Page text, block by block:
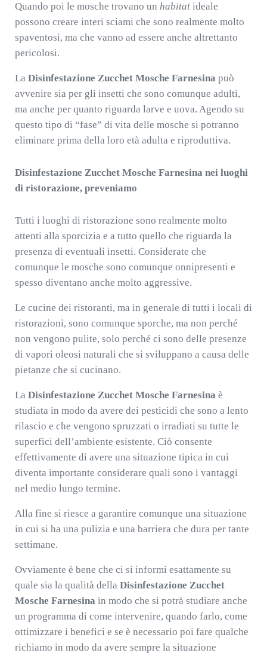
Quando poi le mosche trovano un habitatideale
possono creare interi sciami che sono realmente molto
spaventosi, ma che vanno ad essere anche altrettanto
pericolosi.
La Disinfestazione Zucchet Mosche Farnesina può
avvenire sia per gli insetti che sono comunque adulti,
ma anche per quanto riguarda larve e uova. Agendo su
questo tipo di “fase” di vita delle mosche si potranno
eliminare prima della loro età adulta e riproduttiva.
Disinfestazione Zucchet Mosche Farnesina nei luoghi
di ristorazione, preveniamo
Tutti i luoghi di ristorazione sono realmente molto
attenti alla sporcizia e a tutto quello che riguarda la
presenza di eventuali insetti. Considerate che
comunque le mosche sono comunque onnipresenti e
spesso diventano anche molto aggressive.
Le cucine dei ristoranti, ma in generale di tutti i locali di
ristorazioni, sono comunque sporche, ma non perché
non vengono pulite, solo perché ci sono delle presenze
di vapori oleosi naturali che si sviluppano a causa delle
pietanze che si cucinano.
La Disinfestazione Zucchet Mosche Farnesina è
studiata in modo da avere dei pesticidi che sono a lento
rilascio e che vengono spruzzati o irradiati su tutte le
superfici dell’ambiente esistente. Ciò consente
effettivamente di avere una situazione tipica in cui
diventa importante considerare quali sono i vantaggi
nel medio lungo termine.
Alla fine si riesce a garantire comunque una situazione
in cui si ha una pulizia e una barriera che dura per tante
settimane.
Ovviamente è bene che ci si informi esattamente su
quale sia la qualità della Disinfestazione Zucchet
Mosche Farnesina in modo che si potrà studiare anche
un programma di come intervenire, quando farlo, come
ottimizzare i benefici e se è necessario poi fare qualche
richiamo in modo da avere sempre la situazione